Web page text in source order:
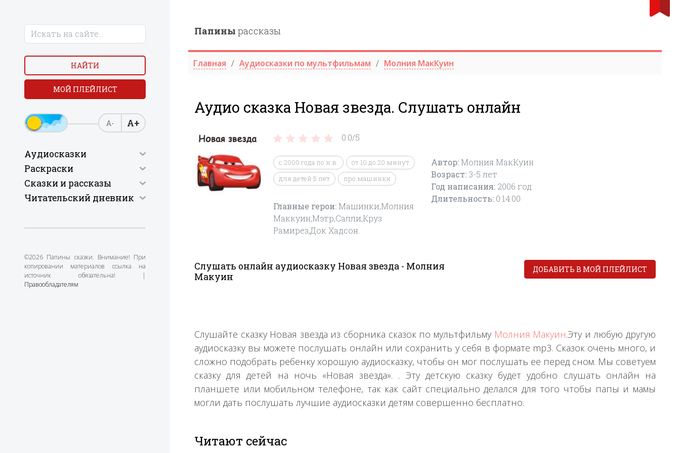
НАЙТИ
МОЙ ПЛЕЙЛИСТ
А- А+
Аудиосказки
Раскраски
Сказки и рассказы
Читательский дневник
©2026 Папины сказки. Внимание! При
копировании материалов ссылка на
источник обязательна! |
Правообладателям
Папины рассказы
Главная Аудиосказки по мультфильмам Молния МакКуин
Аудио сказка Новая звезда. Слушать онлайн
0.0/5
c 2000 года по н.в.
от 10 до 20 минут
для детей 5 лет
про машинки
Главные герои:Машинки,Молния
Маккуин,Мэтр,Салли,Круз
Рамирез,Док Хадсон.
Автор:Молния МакКуин
Возраст: 3-5 лет
Год написания: 2006 год
Длительность: 0:14:00
Слушать онлайн аудиосказку Новая звезда - Молния
Макуин
ДОБАВИТЬ В МОЙ ПЛЕЙЛИСТ
Слушайте сказку Новая звезда из сборника сказок по мультфильму Молния Макуин.Эту и любую другую
аудиосказку вы можете послушать онлайн или сохранить у себя в формате mp3. Сказок очень много, и
сложно подобрать ребенку хорошую аудиосказку, чтобы он мог послушать ее перед сном. Мы советуем
сказку для детей на ночь «Новая звезда». . Эту детскую сказку будет удобно слушать онлайн на
планшете или мобильном телефоне, так как сайт специально делался для того чтобы папы и мамы
могли дать послушать лучшие аудиосказки детям совершенно бесплатно.
Читают сейчас